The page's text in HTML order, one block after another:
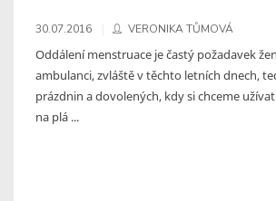
30.07.2016 VERONIKA TŮMOVÁ
Oddálení menstruace je častý požadavek
ambulanci, zvláště v těchto letních dnech,
prázdnin a dovolených, kdy si chceme
na plá ...